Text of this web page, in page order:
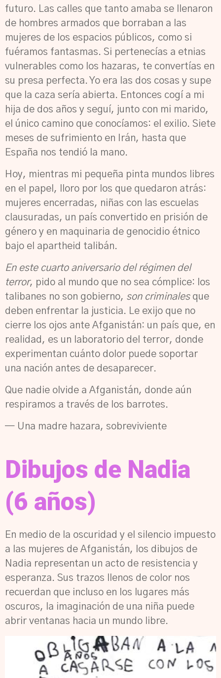
futuro. Las calles que tanto amaba se llenaron
de hombres armados que borraban a las
mujeres de los espacios públicos, como si
fuéramos fantasmas. Si pertenecías a etnias
vulnerables como los hazaras, te convertías en
su presa perfecta. Yo era las dos cosas y supe
que la caza sería abierta. Entonces cogí a mi
hija de dos años y seguí, junto con mi marido,
el único camino que conocíamos: el exilio. Siete
meses de sufrimiento en Irán, hasta que
España nos tendió la mano.
Hoy, mientras mi pequeña pinta mundos libres
en el papel, lloro por los que quedaron atrás:
mujeres encerradas, niñas con las escuelas
clausuradas, un país convertido en prisión de
género y en maquinaria de genocidio étnico
bajo el apartheid talibán.
En este cuarto aniversario del régimen del
terror, pido al mundo que no sea cómplice: los
talibanes no son gobierno, son criminalesque
deben enfrentar la justicia. Le exijo que no
cierre los ojos ante Afganistán: un país que, en
realidad, es un laboratorio del terror, donde
experimentan cuánto dolor puede soportar
una nación antes de desaparecer.
Que nadie olvide a Afganistán, donde aún
respiramos a través de los barrotes.
— Una madre hazara, sobreviviente
Dibujos de Nadia
(6 años)
En medio de la oscuridad y el silencio impuesto
a las mujeres de Afganistán, los dibujos de
Nadia representan un acto de resistencia y
esperanza. Sus trazos llenos de color nos
recuerdan que incluso en los lugares más
oscuros, la imaginación de una niña puede
abrir ventanas hacia un mundo libre.